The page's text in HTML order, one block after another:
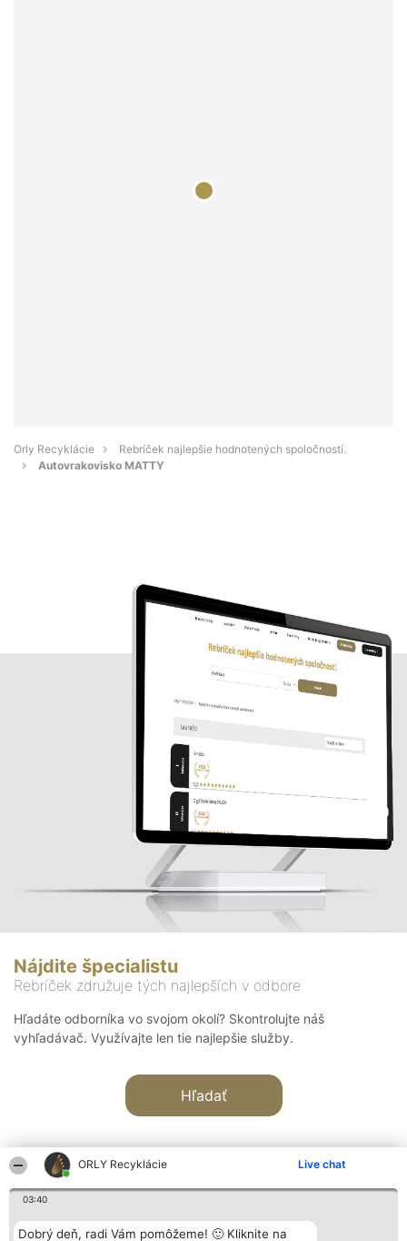
ORLY Recyklácie Live chat
03:40
Dobrý deň, radi Vám pomôžeme! 🙂 Kliknite na
Orly Recyklácie
Rebríček najlepšie hodnotených spoločností.
Autovrakovisko MATTY
Nájdite špecialistu
Rebríček združuje tých najlepších v odbore
Hľadáte odborníka vo svojom okolí? Skontrolujte náš
vyhľadávač. Využívajte len tie najlepšie služby.
Hľadať
Organizátor hodnotenia Hodnotenie Kontakt